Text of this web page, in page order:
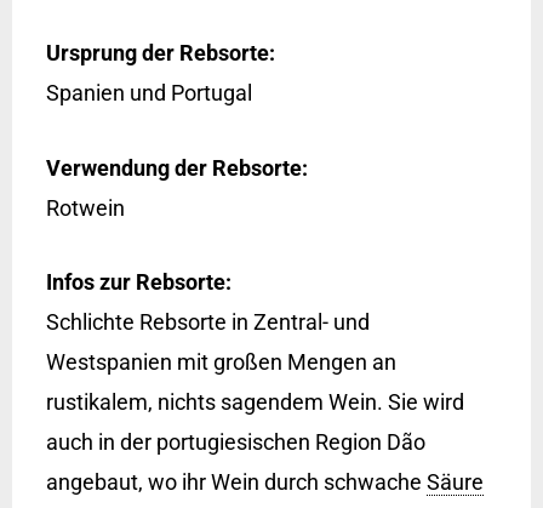
Ursprung der Rebsorte:
Spanien und Portugal
Verwendung der Rebsorte:
Rotwein
Infos zur Rebsorte:
Schlichte Rebsorte in Zentral- und
Westspanien mit großen Mengen an
rustikalem, nichts sagendem Wein. Sie wird
auch in der portugiesischen Region Dão
angebaut, wo ihr Wein durch schwache Säure